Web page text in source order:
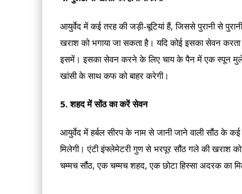
आयुर्वेद में कई तरह की जड़ी-बूटियां हैं, जिससे पुरानी से
खराश को भगाया जा सकता है। यदि कोई इसका सेवन
इसमें। इसका सेवन करने के लिए चाय के पैन में एक स्पून
खांसी के साथ कफ को बाहर करेगी।
5. शहद में सोंठ का करें सेवन
आयुर्वेद में हर्बल सीरप के नाम से जानी जाने वाली सौंठ
मिलेगी। एंटी इंफ्लेमेटरी गुण से भरपूर सौंठ गले की
चम्मच सौंठ, एक चम्मच शहद, एक छोटा हिस्सा अदरक का